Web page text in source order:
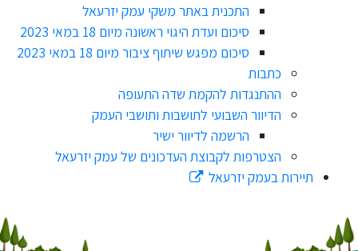
התכנית באתר משקי עמק יזרעאל
סיכום ועדת היגוי ראשונה מיום 18 במאי 2023
סיכום מפגש שיתוף ציבור מיום 18 במאי 2023
כתבות
ההתנגדות להקמת שדה התעופה
הדיוור השבועי לתושבות ותושבי העמק
הרשמה לדיוור ישיר
הצטרפות לקבוצת העדכונים של עמק יזרעאל
תיירות בעמק יזרעאל